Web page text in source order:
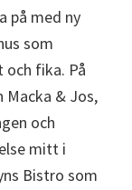
på med ny
som
fika. På
Macka & Jos,
och
mitt i
Bistro som